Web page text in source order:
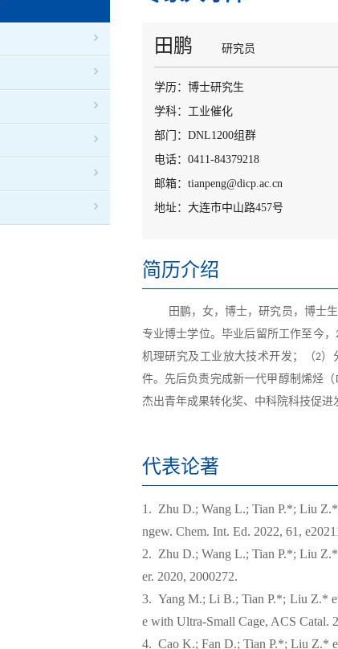
田鹏 研究员
学历：博士研究生
学科：工业催化
部门：DNL1200组群
电话：0411-84379218
邮箱：tianpeng@dicp.ac.cn
地址：大连市中山路457号
简历介绍
田鹏，女，博士，研究员，博士生
专业博士学位。毕业后留所工作至今，
机理研究及工业放大技术开发；（2）
件。先后负责完成新一代甲醇制烯烃（
杰出青年成果转化奖、中科院科技促进
代表论著
1. Zhu D.; Wang L.; Tian P.*; Liu
ngew. Chem. Int. Ed. 2022, 61,
2. Zhu D.; Wang L.; Tian P.*; Liu
er. 2020, 2000272.
3. Yang M.; Li B.; Tian P.*; Liu Z.*
e with Ultra-Small Cage, ACS Catal.
4. Cao K.; Fan D.; Tian P.*; Liu Z.*